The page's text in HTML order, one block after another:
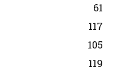
61
117
105
119